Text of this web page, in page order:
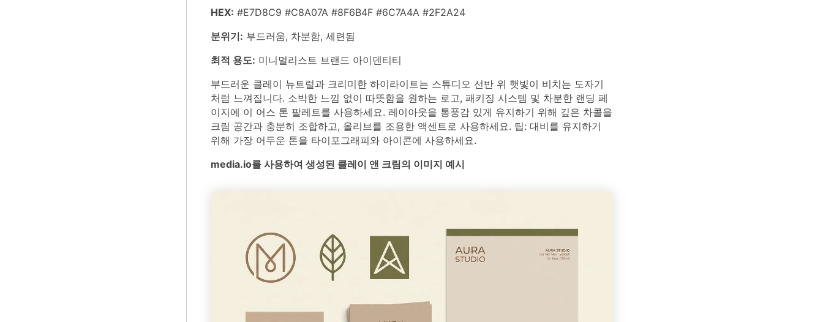
HEX: #E7D8C9 #C8A07A #8F6B4F #6C7A4A #2F2A24
분위기: 부드러움, 차분함, 세련됨
최적 용도: 미니멀리스트 브랜드 아이덴티티
부드러운 클레이 뉴트럴과 크리미한 하이라이트는 스튜디오 선반 위 햇빛이 비치는 도자기
처럼 느껴집니다. 소박한 느낌 없이 따뜻함을 원하는 로고, 패키징 시스템 및 차분한 랜딩 페
이지에 이 어스 톤 팔레트를 사용하세요. 레이아웃을 통풍감 있게 유지하기 위해 깊은 차콜을
크림 공간과 충분히 조합하고, 올리브를 조용한 액센트로 사용하세요. 팁: 대비를 유지하기
위해 가장 어두운 톤을 타이포그래피와 아이콘에 사용하세요.
media.io를 사용하여 생성된 클레이 앤 크림의 이미지 예시